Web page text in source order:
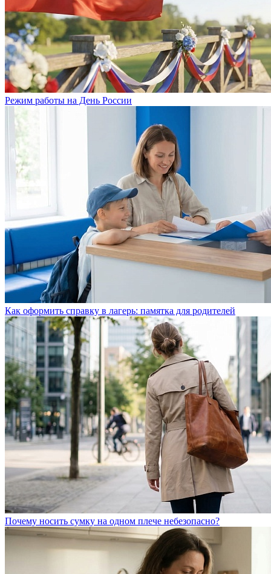
Режим работы на День России
Как оформить справку в лагерь: памятка для родителей
Почему носить сумку на одном плече небезопасно?